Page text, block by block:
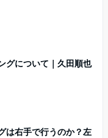
グについて｜久田順也
は右手で行うのか？左